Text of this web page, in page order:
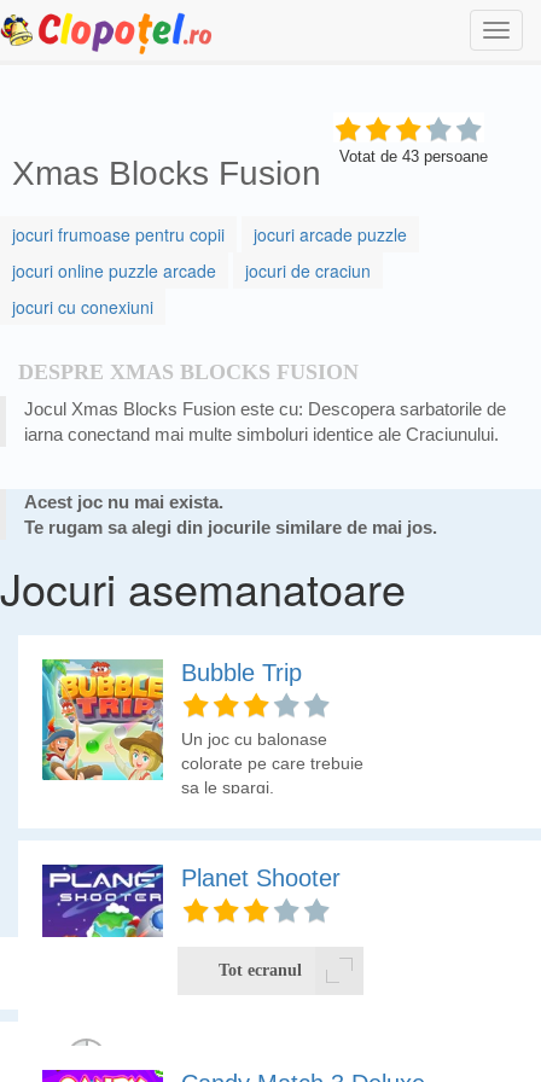
Xmas Blocks Fusion Votat de 43 persoane
jocuri frumoase pentru copii
jocuri arcade puzzle
jocuri online puzzle arcade
jocuri de craciun
jocuri cu conexiuni
DESPRE XMAS BLOCKS FUSION
Jocul Xmas Blocks Fusion este cu: Descopera sarbatorile de
iarna conectand mai multe simboluri identice ale Craciunului.
Acest joc nu mai exista.
Te rugam sa alegi din jocurile similare de mai jos.
Jocuri asemanatoare
Bubble Trip
Un joc cu balonase
colorate pe care trebuie
sa le spargi.
Planet Shooter
Planete de tot felul te
asteapta in acest joc.
Elimina planetele inainte
Tot ecranul